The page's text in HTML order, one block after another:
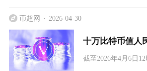
币超网 2026-04-30
十万比特币值人
截至2026年4月6日